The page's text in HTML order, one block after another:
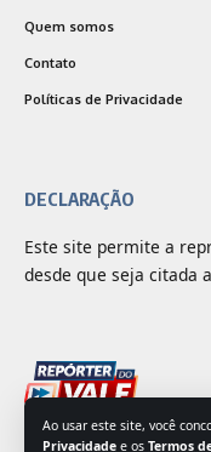
Ao usar este site, você
Privacidade e os Termos
Quem somos
Contato
Políticas de Privacidade
DECLARAÇÃO
Este site permite a
desde que seja citada